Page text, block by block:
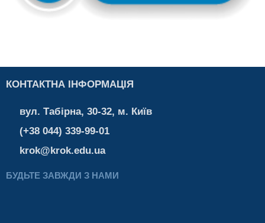
КОНТАКТНА ІНФОРМАЦІЯ
вул. Табірна, 30-32, м. Київ
(+38 044) 339-99-01
krok@krok.edu.ua
БУДЬТЕ ЗАВЖДИ З НАМИ